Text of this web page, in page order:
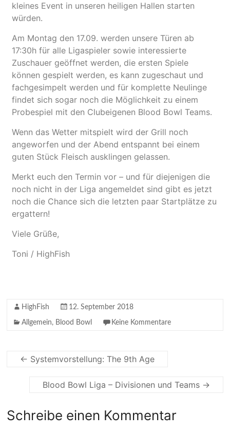
kleines Event in unseren heiligen Hallen starten
würden.
Am Montag den 17.09. werden unsere Türen ab
17:30h für alle Ligaspieler sowie interessierte
Zuschauer geöffnet werden, die ersten Spiele
können gespielt werden, es kann zugeschaut und
fachgesimpelt werden und für komplette Neulinge
findet sich sogar noch die Möglichkeit zu einem
Probespiel mit den Clubeigenen Blood Bowl Teams.
Wenn das Wetter mitspielt wird der Grill noch
angeworfen und der Abend entspannt bei einem
guten Stück Fleisch ausklingen gelassen.
Merkt euch den Termin vor – und für diejenigen die
noch nicht in der Liga angemeldet sind gibt es jetzt
noch die Chance sich die letzten paar Startplätze zu
ergattern!
Viele Grüße,
Toni / HighFish
HighFish 12. September 2018
Allgemein, Blood Bowl Keine Kommentare
← Systemvorstellung: The 9th Age
Blood Bowl Liga – Divisionen und Teams →
Schreibe einen Kommentar